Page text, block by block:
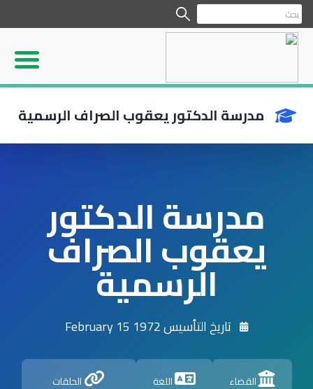
مدرسة الدكتور يعقوب الصراف الرسمية
مدرسة الدكتور
يعقوب الصراف
الرسمية
تاريخ التأسيس 1972 February 15
القضاء اللغة الحلقات